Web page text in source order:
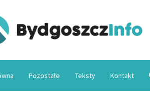
Pozostałe Teksty Kontakt